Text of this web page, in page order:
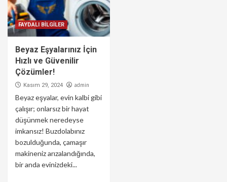
FAYDALI BİLGİLER
Beyaz Eşyalarınız İçin
Hızlı ve Güvenilir
Çözümler!
Kasım 29, 2024 admin
Beyaz eşyalar, evin kalbi gibi
çalışır; onlarsız bir hayat
düşünmek neredeyse
imkansız! Buzdolabınız
bozulduğunda, çamaşır
makineniz arızalandığında,
bir anda evinizdeki...